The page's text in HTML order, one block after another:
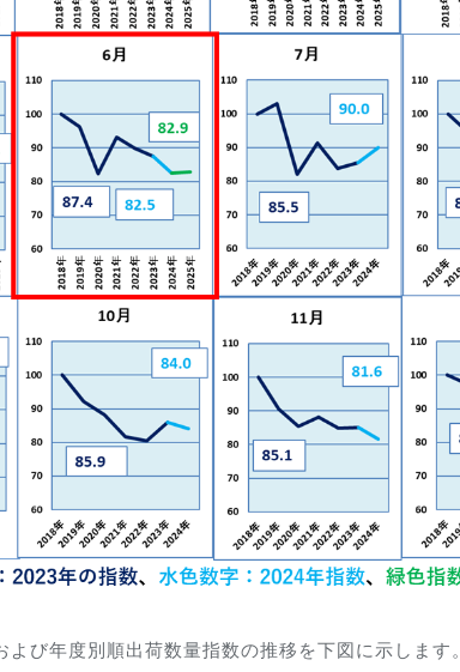
び年度別順出荷数量指数の推移を下図に示します。